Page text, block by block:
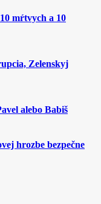
mŕtvych a 10
Zelenskyj
alebo Babiš
hrozbe bezpečne